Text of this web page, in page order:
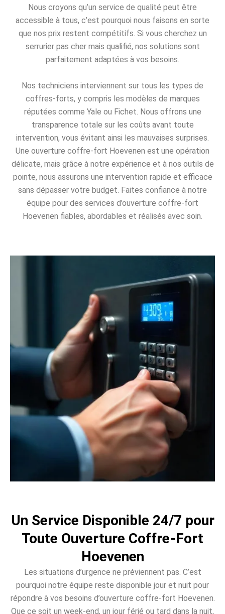
Nous croyons qu’un service de qualité peut être
accessible à tous, c’est pourquoi nous faisons en sorte
que nos prix restent compétitifs. Si vous cherchez un
serrurier pas cher mais qualifié, nos solutions sont
parfaitement adaptées à vos besoins.
Nos techniciens interviennent sur tous les types de
coffres-forts, y compris les modèles de marques
réputées comme Yale ou Fichet. Nous offrons une
transparence totale sur les coûts avant toute
intervention, vous évitant ainsi les mauvaises surprises.
Une ouverture coffre-fort Hoevenen est une opération
délicate, mais grâce à notre expérience et à nos outils de
pointe, nous assurons une intervention rapide et efficace
sans dépasser votre budget. Faites confiance à notre
équipe pour des services d’ouverture coffre-fort
Hoevenen fiables, abordables et réalisés avec soin.
Un Service Disponible 24/7 pour
Toute Ouverture Coffre-Fort
Hoevenen
Les situations d’urgence ne préviennent pas. C’est
pourquoi notre équipe reste disponible jour et nuit pour
répondre à vos besoins d’ouverture coffre-fort Hoevenen.
Que ce soit un week-end, un jour férié ou tard dans la nuit,